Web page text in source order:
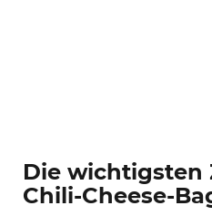
Die wichtigsten
Chili-Cheese-